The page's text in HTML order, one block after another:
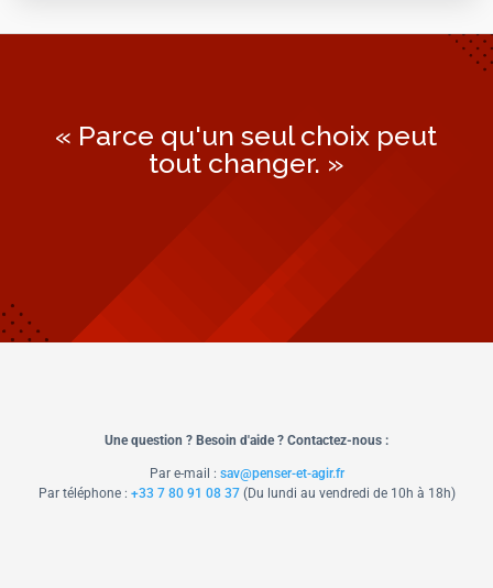
« Parce qu'un seul choix peut
tout changer. »
Une question ? Besoin d'aide ? Contactez-nous :
Par e-mail : sav@penser-et-agir.fr
Par téléphone : +33 7 80 91 08 37​ (Du lundi au vendredi de 10h à 18h)